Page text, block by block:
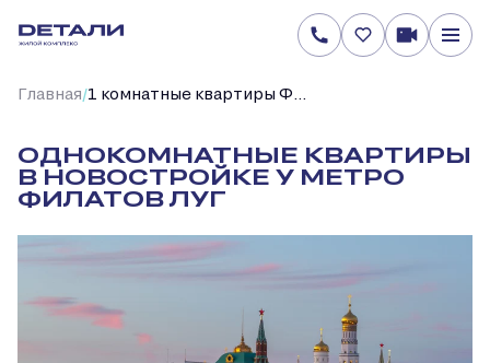
Главная/ 1 комнатные квартиры Филатов Луг
ОДНОКОМНАТНЫЕ КВАРТИРЫ
В НОВОСТРОЙКЕ У МЕТРО
ФИЛАТОВ ЛУГ